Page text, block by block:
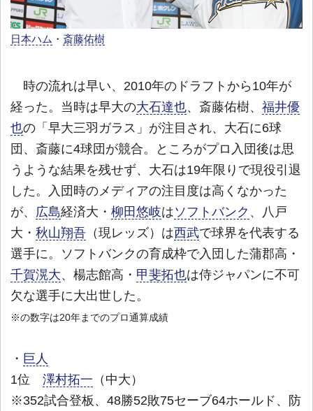
日本ハム ・ 斎藤佑樹
時の流れは早い、2010年のドラフトから10年が
経った。当時は早大の大石達也、斎藤佑樹、 福井優
也の「早大三羽ガラス」が注目され、大石に6球
団、斎藤に4球団が競合。ところがプロ入団後は思
うような結果を残せず、大石は19年限りで現役引退
した。入団時のメディアの注目度は高くなかった
が、 広島経済大・ 柳田悠岐はソフトバンク 、八戸
大・ 秋山翔吾 （現レッズ）は西武で球界を代表する
選手に。ソフトバンクの育成枠で入団した蒲郡高・
千賀滉大、楊志館高・ 甲斐拓也は侍ジャパンに不可
欠な選手に大出世した。
※の数字は20年までのプロ通算成績
・ 巨人
1位 澤村拓一 （中大）
※352試合登板、48勝52敗75セーブ64ホールド、防